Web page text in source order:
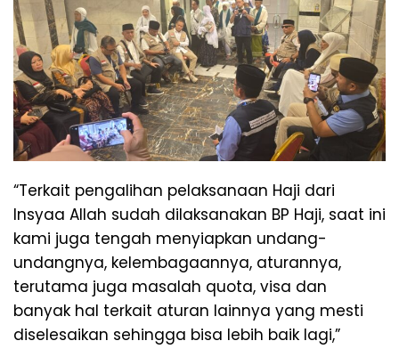
“Terkait pengalihan pelaksanaan Haji dari
Insyaa Allah sudah dilaksanakan BP Haji, saat ini
kami juga tengah menyiapkan undang-
undangnya, kelembagaannya, aturannya,
terutama juga masalah quota, visa dan
banyak hal terkait aturan lainnya yang mesti
diselesaikan sehingga bisa lebih baik lagi,”